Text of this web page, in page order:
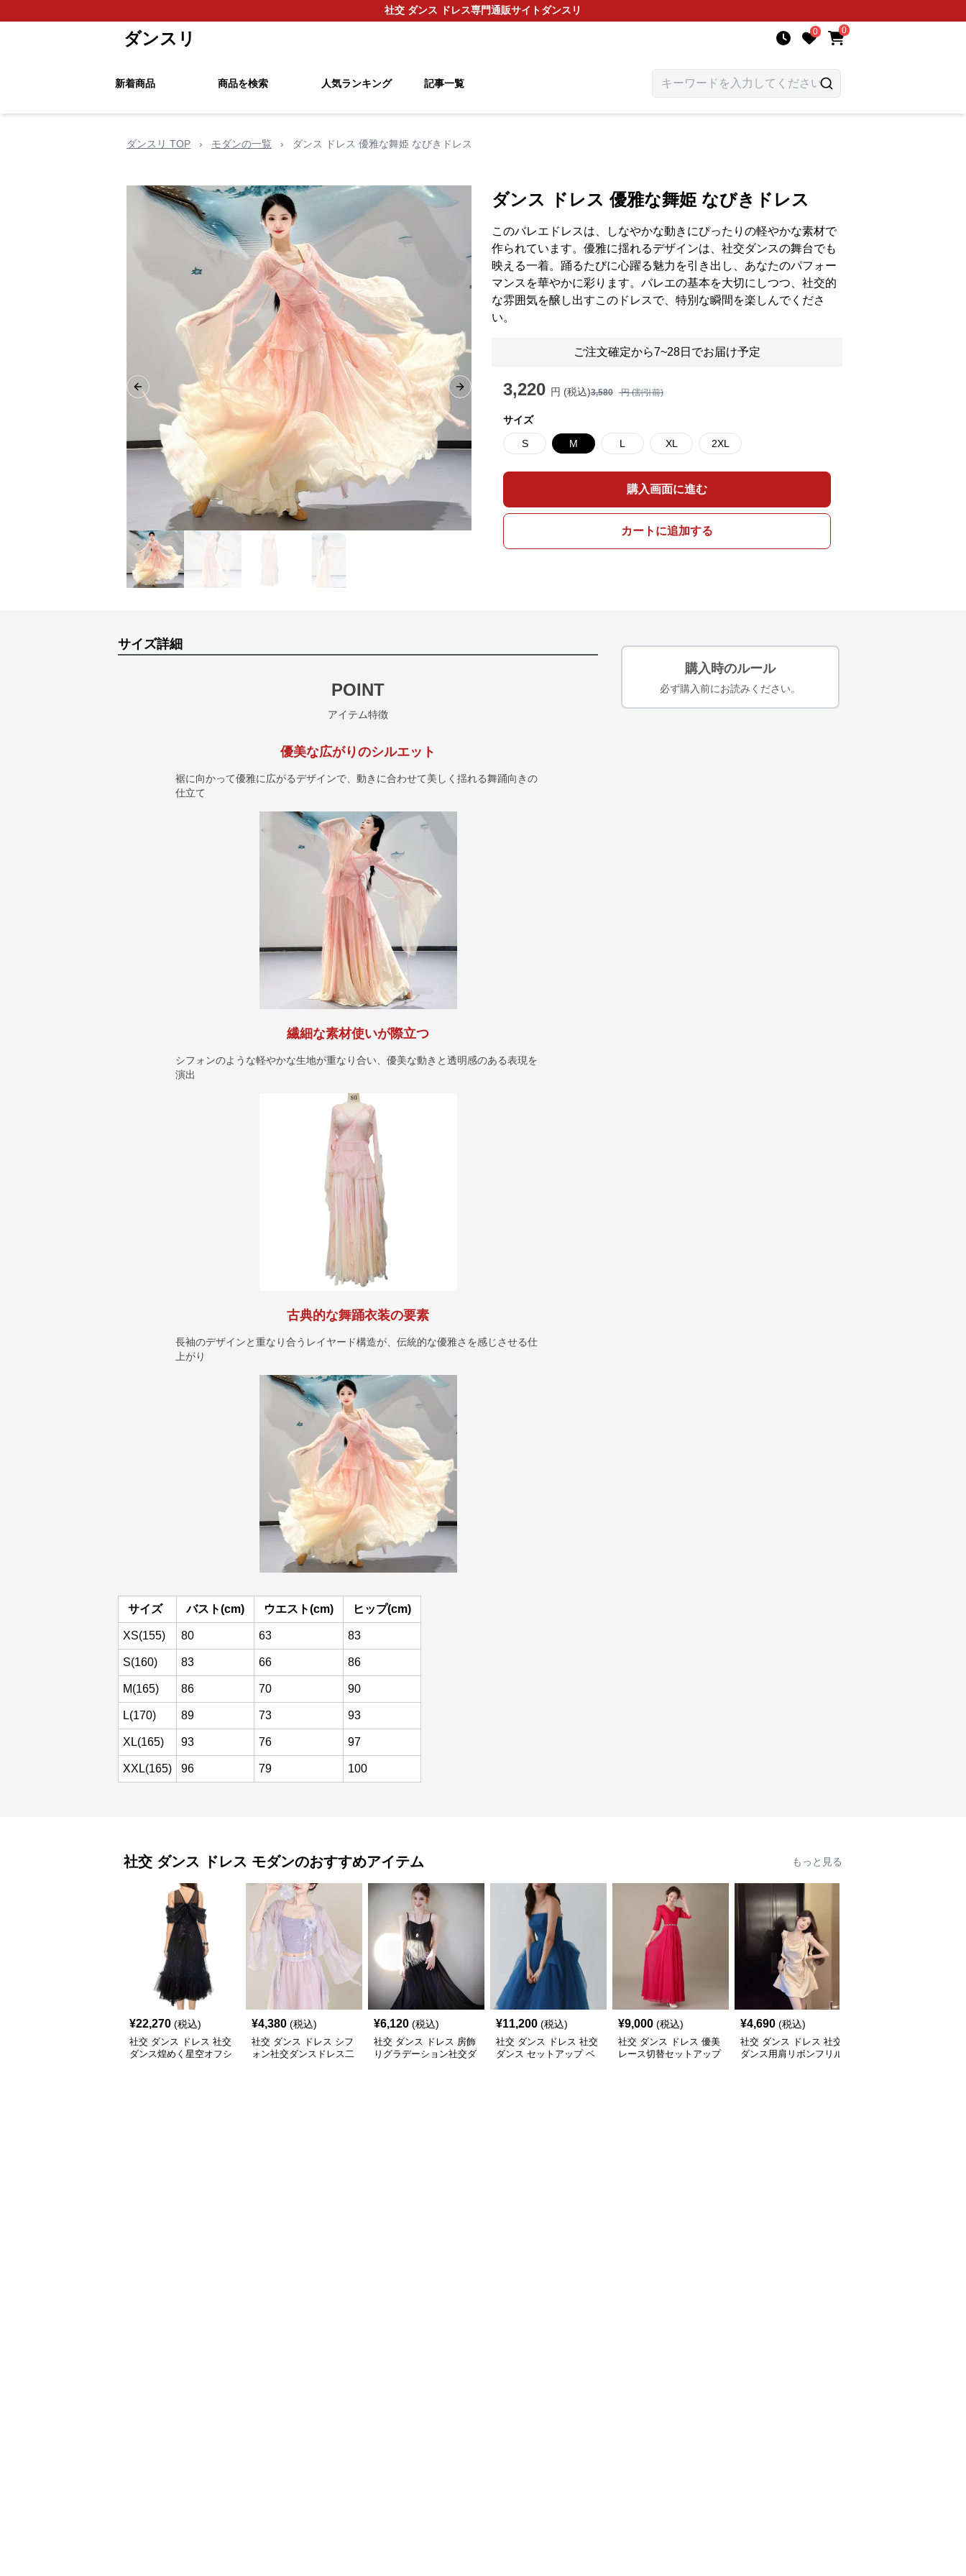
社交 ダンス ドレス専門通販サイトダンスリ
ダンスリ 0 0
新着商品 商品を検索 人気ランキング 記事一覧
ダンスリ TOP › モダンの一覧 › ダンス ドレス 優雅な舞姫 なびきドレス
Previous slide Next slide
ダンス ドレス 優雅な舞姫 なびきドレス
このバレエドレスは、しなやかな動きにぴったりの軽やかな素材で
作られています。優雅に揺れるデザインは、社交ダンスの舞台でも
映える一着。踊るたびに心躍る魅力を引き出し、あなたのパフォー
マンスを華やかに彩ります。バレエの基本を大切にしつつ、社交的
な雰囲気を醸し出すこのドレスで、特別な瞬間を楽しんでくださ
い。
ご注文確定から7~28日でお届け予定
3,220 円 (税込)3,580 円 (割引前)
サイズ
S M L XL 2XL
購入画面に進む
カートに追加する
サイズ詳細
POINT
アイテム特徴
優美な広がりのシルエット
裾に向かって優雅に広がるデザインで、動きに合わせて美しく揺れる舞踊向きの
仕立て
繊細な素材使いが際立つ
シフォンのような軽やかな生地が重なり合い、優美な動きと透明感のある表現を
演出
古典的な舞踊衣装の要素
長袖のデザインと重なり合うレイヤード構造が、伝統的な優雅さを感じさせる仕
上がり
サイズ バスト(cm) ウエスト(cm) ヒップ(cm)
XS(155) 80 63 83
S(160) 83 66 86
M(165) 86 70 90
L(170) 89 73 93
XL(165) 93 76 97
XXL(165) 96 79 100
購入時のルール
必ず購入前にお読みください。
社交 ダンス ドレス モダンのおすすめアイテム もっと見る
¥22,270 (税込)
社交 ダンス ドレス 社交
ダンス煌めく星空オフシ
¥4,380 (税込)
社交 ダンス ドレス シフ
ォン社交ダンスドレス二
¥6,120 (税込)
社交 ダンス ドレス 房飾
りグラデーション社交ダ
¥11,200 (税込)
社交 ダンス ドレス 社交
ダンス セットアップ ベ
¥9,000 (税込)
社交 ダンス ドレス 優美
レース切替セットアップ
¥4,690 (税込)
社交 ダンス ドレス 社交
ダンス用肩リボンフリル